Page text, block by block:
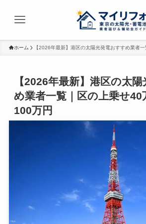
ホーム 【2026年最新】港区の太陽光発電おすすめ業者
【2026年最新】港区の太
め業者一覧｜区の上乗せ40
100万円